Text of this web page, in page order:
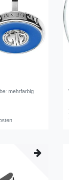
mehrfarbig